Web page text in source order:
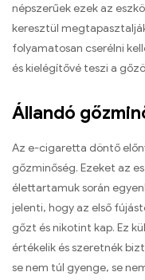
népszerűek ezek az
keresztül
folyamatosan cserélni
és kielégítővé teszi a
Állandó
Az e-cigaretta döntő
gőzminőség. Ezeket az
élettartamuk során
jelenti, hogy az első
gőzt és nikotint kap. Ez
értékelik és szeretnék
se nem túl gyenge, se